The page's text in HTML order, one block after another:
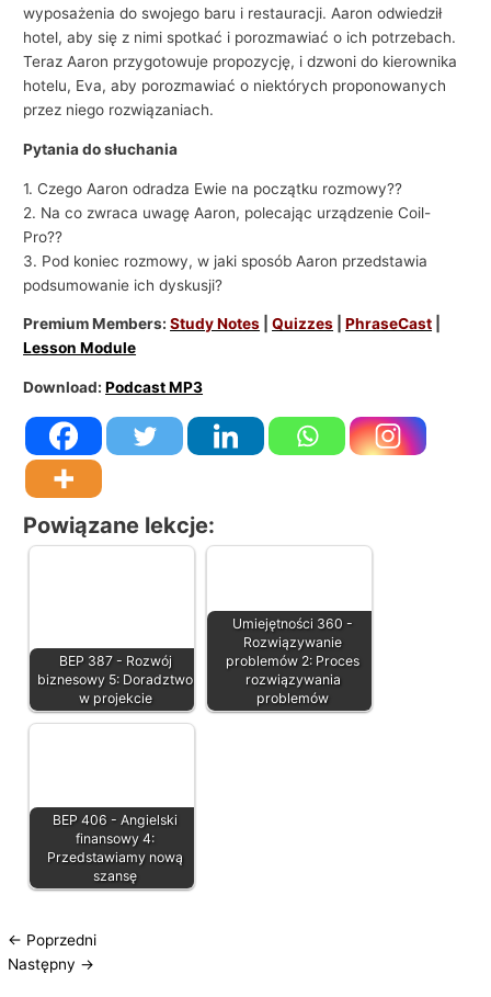
wyposażenia do swojego baru i restauracji. Aaron odwiedził
hotel, aby się z nimi spotkać i porozmawiać o ich potrzebach.
Teraz Aaron przygotowuje propozycję, i dzwoni do kierownika
hotelu, Eva, aby porozmawiać o niektórych proponowanych
przez niego rozwiązaniach.
Pytania do słuchania
1. Czego Aaron odradza Ewie na początku rozmowy??
2. Na co zwraca uwagę Aaron, polecając urządzenie Coil-
Pro??
3. Pod koniec rozmowy, w jaki sposób Aaron przedstawia
podsumowanie ich dyskusji?
Premium Members:Study Notes |Quizzes |PhraseCast
Lesson Module
Download:Podcast MP3
Powiązane lekcje:
BEP 387 - Rozwój
biznesowy 5: Doradztwo
w projekcie
Umiejętności 360 -
Rozwiązywanie
problemów 2: Proces
rozwiązywania
problemów
BEP 406 - Angielski
finansowy 4:
Przedstawiamy nową
szansę
← Poprzedni
Następny →